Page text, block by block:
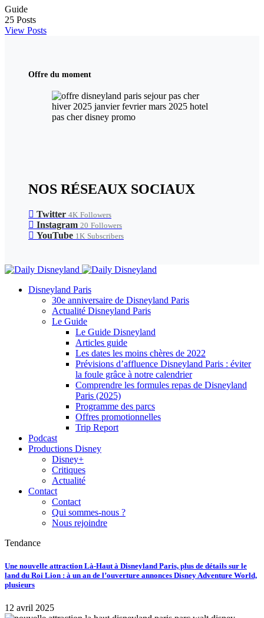
Guide
25 Posts
View Posts
Offre du moment
NOS RÉSEAUX SOCIAUX
Twitter 4K Followers
Instagram 20 Followers
YouTube 1K Subscribers
Disneyland Paris
30e anniversaire de Disneyland Paris
Actualité Disneyland Paris
Le Guide
Le Guide Disneyland
Articles guide
Les dates les moins chères de 2022
Prévisions d’affluence Disneyland Paris : éviter
la foule grâce à notre calendrier
Comprendre les formules repas de Disneyland
Paris (2025)
Programme des parcs
Offres promotionnelles
Trip Report
Podcast
Productions Disney
Disney+
Critiques
Actualité
Contact
Contact
Qui sommes-nous ?
Nous rejoindre
Tendance
Une nouvelle attraction Là-Haut à Disneyland Paris, plus de détails sur le
land du Roi Lion : à un an de l’ouverture annonces Disney Adventure World,
plusieurs
12 avril 2025